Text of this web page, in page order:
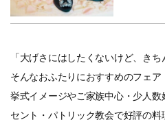
「大げさにはしたくないけど、きち
そんなおふたりにおすすめのフェア
挙式イメージやご家族中心・少人数
セント・パトリック教会で好評の